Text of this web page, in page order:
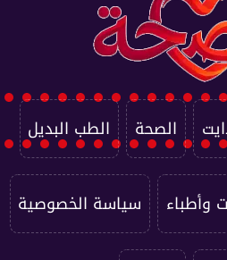
الصحة الطب البديل
وأطباء سياسة الخصوصية